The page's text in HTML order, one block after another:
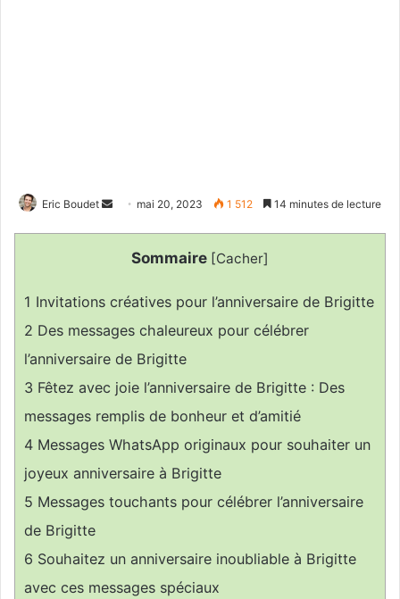
Eric Boudet
Envoyermai 20, 2023 1 512 14 minutes de lecture
Sommaire [Cacher]
1 Invitations créatives pour l’anniversaire de Brigitte
2 Des messages chaleureux pour célébrer
l’anniversaire de Brigitte
3 Fêtez avec joie l’anniversaire de Brigitte : Des
messages remplis de bonheur et d’amitié
4 Messages WhatsApp originaux pour souhaiter un
joyeux anniversaire à Brigitte
5 Messages touchants pour célébrer l’anniversaire
de Brigitte
6 Souhaitez un anniversaire inoubliable à Brigitte
avec ces messages spéciaux